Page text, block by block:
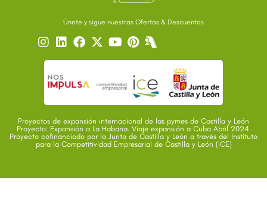
Únete y sigue nuestras Ofertas & Descuentos
Proyectos de expansión internacional de las pymes de Castilla y León
Proyecto: Expansión a La Habana. Viaje expansión a Cuba Abril 2024.
Proyecto cofinanciado por la Junta de Castilla y León a través del Instituto
para la Competitividad Empresarial de Castilla y León (ICE)